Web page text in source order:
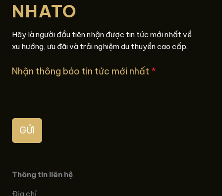
NHATO
Hãy là người đầu tiên nhận được tin tức mới nhất về
xu hướng, ưu đãi và trải nghiệm du thuyền cao cấp.
Nhận thông báo tin tức mới nhất *
GỬI
Thông tin liên hệ
Địa chỉ